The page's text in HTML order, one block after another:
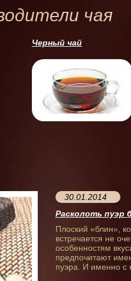
чая
Черный чай
30.01.2014
Расколоть пуэр
Плоский «блин»,
встречается не
особенностям
предпочитают
пуэра. И именно с